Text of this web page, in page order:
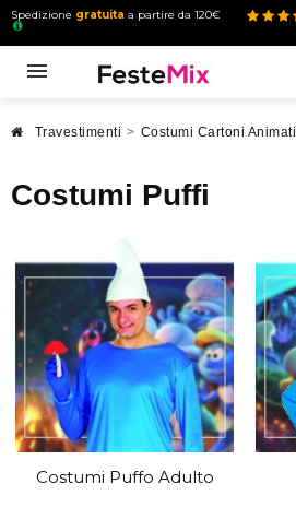
Spedizione gratuita a partire da 120€
Travestimenti > Costumi Cartoni Animati
Costumi Puffi
Costumi Puffo Adulto